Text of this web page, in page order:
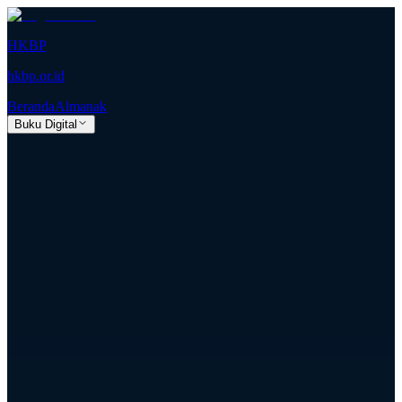
HKBP
hkbp.or.id
BerandaAlmanak
Buku Digital